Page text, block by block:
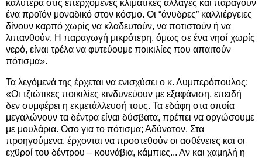
καλύτερα στις επερχόμενες κλιματικές αλλαγές και παράγουν
ένα προϊόν μοναδικό στον κόσμο. Οι “άνυδρες” καλλιέργειες
δίνουν καρπό χωρίς να κλαδευτούν, να ποτιστούν ή να
λιπανθούν. Η παραγωγή μικρότερη, όμως σε ένα νησί χωρίς
νερό, είναι τρέλα να φυτεύουμε ποικιλίες που απαιτούν
πότισμα».
Τα λεγόμενά της έρχεται να ενισχύσει ο κ. Λυμπερόπουλος:
«Οι τζιώτικες ποικιλίες κινδυνεύουν με εξαφάνιση, επειδή
δεν συμφέρει η εκμετάλλευσή τους. Τα εδάφη στα οποία
μεγαλώνουν τα δέντρα είναι δύσβατα, πρέπει να οργώσουμε
με μουλάρια. Οσο για το πότισμα; Αδύνατον. Στα
προηγούμενα, έρχονται να προστεθούν οι ασθένειες και οι
εχθροί του δέντρου – κουνάβια, κάμπιες... Αν και χαμηλή η